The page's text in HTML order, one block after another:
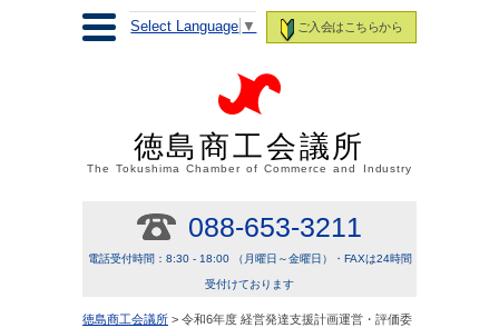
ご入会はこちらから
Select Language ▼
徳島商工会議所
The Tokushima Chamber of Commerce and Industry
088-653-3211
電話受付時間：8:30 - 18:00 （月曜日～金曜日）・FAXは24時間
受付けております
徳島商工会議所 > 令和6年度 経営発達支援計画運営・評価委